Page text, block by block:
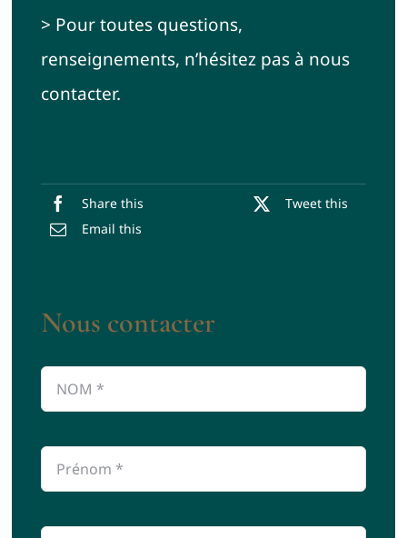
> Pour toutes questions,
renseignements, n’hésitez pas à nous
contacter.
Share this
Tweet this
Email this
Nous contacter